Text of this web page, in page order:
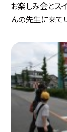
お楽しみ会とス
んの先生に来て